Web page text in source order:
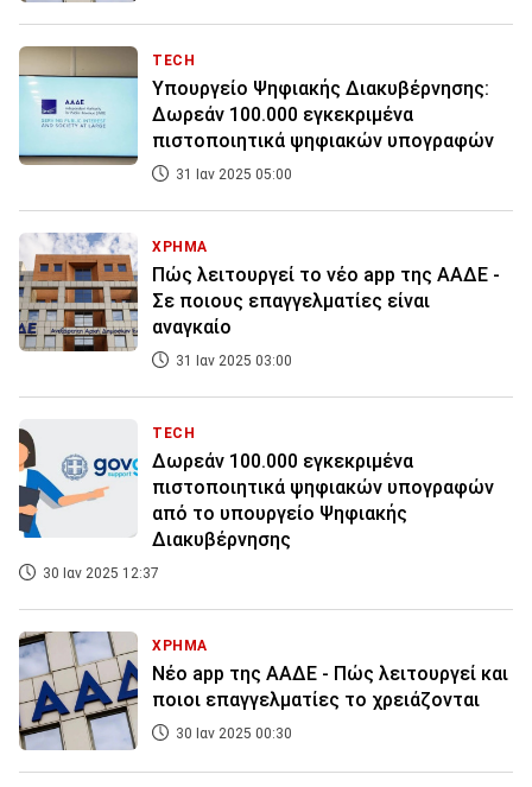
TECH
Υπουργείο Ψηφιακής Διακυβέρνησης:
Δωρεάν 100.000 εγκεκριμένα
πιστοποιητικά ψηφιακών υπογραφών
31 Ιαν 2025 05:00
ΧΡΗΜΑ
Πώς λειτουργεί το νέο app της ΑΑΔΕ -
Σε ποιους επαγγελματίες είναι
αναγκαίο
31 Ιαν 2025 03:00
TECH
Δωρεάν 100.000 εγκεκριμένα
πιστοποιητικά ψηφιακών υπογραφών
από το υπουργείο Ψηφιακής
Διακυβέρνησης
30 Ιαν 2025 12:37
ΧΡΗΜΑ
Νέο app της ΑΑΔΕ - Πώς λειτουργεί και
ποιοι επαγγελματίες το χρειάζονται
30 Ιαν 2025 00:30